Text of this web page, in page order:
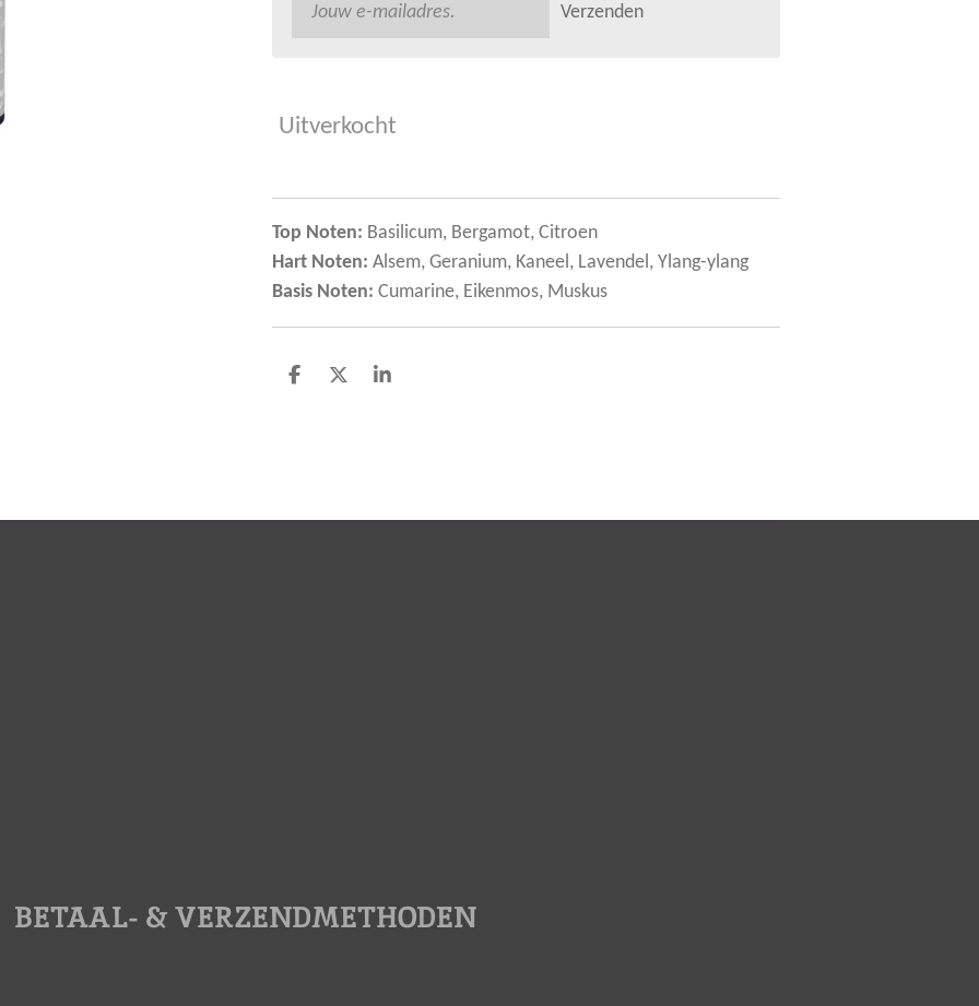
Verzenden
Uitverkocht
Top Noten: Basilicum, Bergamot, Citroen
Hart Noten: Alsem, Geranium, Kaneel, Lavendel, Ylang-ylang
Basis Noten: Cumarine, Eikenmos, Muskus
D
D
S
BETAAL- & VERZENDMETHODEN